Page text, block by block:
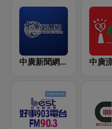
中廣新聞網 BCC News Radio